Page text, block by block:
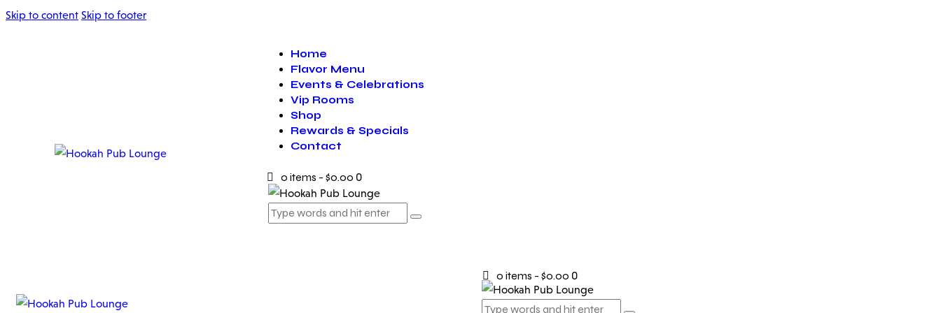
Skip to content Skip to footer
Home
Flavor Menu
Events & Celebrations
Vip Rooms
Shop
Rewards & Specials
Contact
0 items -$0.00 0
0 items -$0.00 0